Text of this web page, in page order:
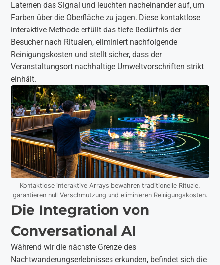
Laternen das Signal und leuchten nacheinander auf, um
Farben über die Oberfläche zu jagen. Diese kontaktlose
interaktive Methode erfüllt das tiefe Bedürfnis der
Besucher nach Ritualen, eliminiert nachfolgende
Reinigungskosten und stellt sicher, dass der
Veranstaltungsort nachhaltige Umweltvorschriften strikt
einhält.
Kontaktlose interaktive Arrays bewahren traditionelle Rituale,
garantieren null Verschmutzung und eliminieren Reinigungskosten.
Die Integration von
Conversational AI
Während wir die nächste Grenze des
Nachtwanderungserlebnisses erkunden, befindet sich die